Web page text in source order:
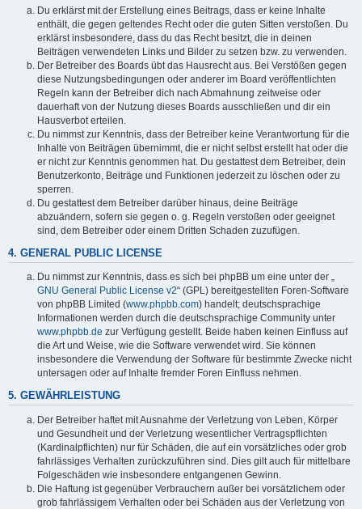
Du erklärst mit der Erstellung eines Beitrags, dass er keine Inhalte
enthält, die gegen geltendes Recht oder die guten Sitten verstoßen. Du
erklärst insbesondere, dass du das Recht besitzt, die in deinen
Beiträgen verwendeten Links und Bilder zu setzen bzw. zu verwenden.
Der Betreiber des Boards übt das Hausrecht aus. Bei Verstößen gegen
diese Nutzungsbedingungen oder anderer im Board veröffentlichten
Regeln kann der Betreiber dich nach Abmahnung zeitweise oder
dauerhaft von der Nutzung dieses Boards ausschließen und dir ein
Hausverbot erteilen.
Du nimmst zur Kenntnis, dass der Betreiber keine Verantwortung für die
Inhalte von Beiträgen übernimmt, die er nicht selbst erstellt hat oder die
er nicht zur Kenntnis genommen hat. Du gestattest dem Betreiber, dein
Benutzerkonto, Beiträge und Funktionen jederzeit zu löschen oder zu
sperren.
Du gestattest dem Betreiber darüber hinaus, deine Beiträge
abzuändern, sofern sie gegen o. g. Regeln verstoßen oder geeignet
sind, dem Betreiber oder einem Dritten Schaden zuzufügen.
4. GENERAL PUBLIC LICENSE
Du nimmst zur Kenntnis, dass es sich bei phpBB um eine unter der „
GNU General Public License v2“ (GPL) bereitgestellten Foren-Software
von phpBB Limited (www.phpbb.com) handelt; deutschsprachige
Informationen werden durch die deutschsprachige Community unter
www.phpbb.de zur Verfügung gestellt. Beide haben keinen Einfluss auf
die Art und Weise, wie die Software verwendet wird. Sie können
insbesondere die Verwendung der Software für bestimmte Zwecke nicht
untersagen oder auf Inhalte fremder Foren Einfluss nehmen.
5. GEWÄHRLEISTUNG
Der Betreiber haftet mit Ausnahme der Verletzung von Leben, Körper
und Gesundheit und der Verletzung wesentlicher Vertragspflichten
(Kardinalpflichten) nur für Schäden, die auf ein vorsätzliches oder grob
fahrlässiges Verhalten zurückzuführen sind. Dies gilt auch für mittelbare
Folgeschäden wie insbesondere entgangenen Gewinn.
Die Haftung ist gegenüber Verbrauchern außer bei vorsätzlichem oder
grob fahrlässigem Verhalten oder bei Schäden aus der Verletzung von